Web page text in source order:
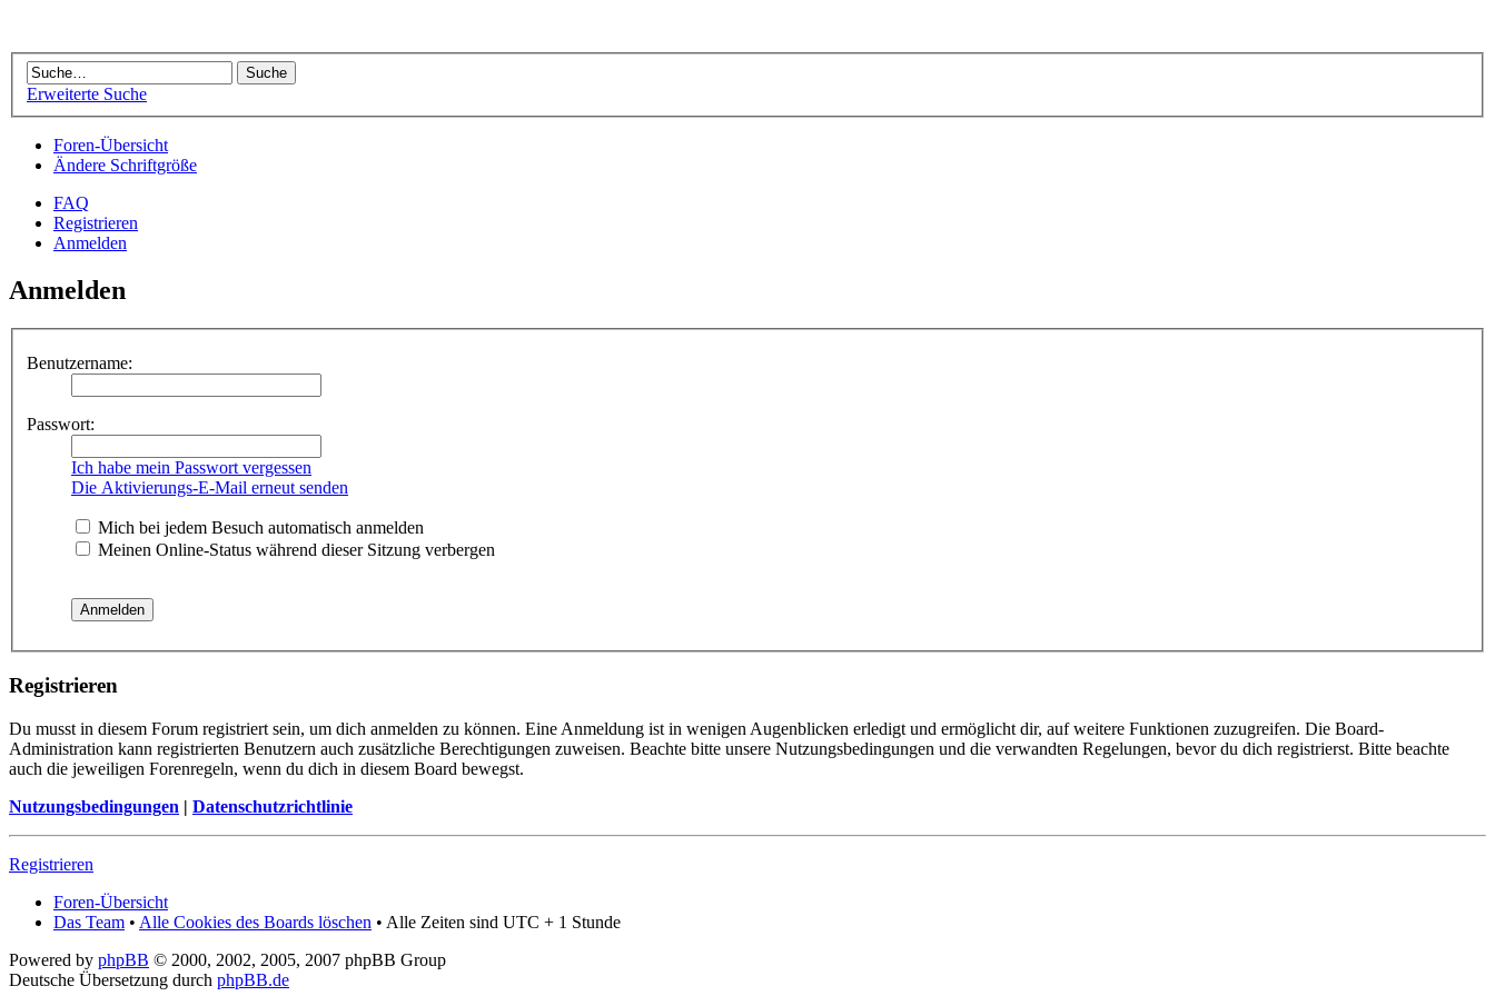
Erweiterte Suche
Foren-Übersicht
Ändere Schriftgröße
FAQ
Registrieren
Anmelden
Anmelden
Benutzername:
Passwort:
Ich habe mein Passwort vergessen
Die Aktivierungs-E-Mail erneut senden
Mich bei jedem Besuch automatisch anmelden
Meinen Online-Status während dieser Sitzung verbergen
Registrieren
Du musst in diesem Forum registriert sein, um dich anmelden zu können. Eine Anmeldung ist in wenigen Augenblicken erledigt und ermöglicht dir, auf weitere Funktionen zuzugreifen. Die Board-
Administration kann registrierten Benutzern auch zusätzliche Berechtigungen zuweisen. Beachte bitte unsere Nutzungsbedingungen und die verwandten Regelungen, bevor du dich registrierst. Bitte beachte
auch die jeweiligen Forenregeln, wenn du dich in diesem Board bewegst.
Nutzungsbedingungen | Datenschutzrichtlinie
Registrieren
Foren-Übersicht
Das Team • Alle Cookies des Boards löschen • Alle Zeiten sind UTC + 1 Stunde
Powered by phpBB © 2000, 2002, 2005, 2007 phpBB Group
Deutsche Übersetzung durch phpBB.de